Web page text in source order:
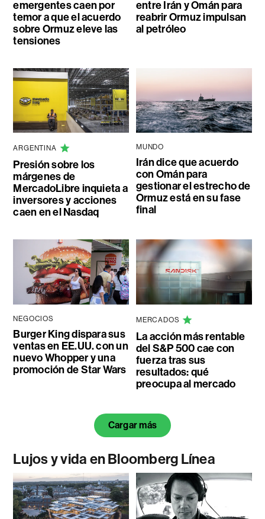
emergentes caen por
temor a que el acuerdo
sobre Ormuz eleve las
tensiones
entre Irán y Omán para
reabrir Ormuz impulsan
al petróleo
ARGENTINA
Presión sobre los
márgenes de
MercadoLibre inquieta a
inversores y acciones
caen en el Nasdaq
MUNDO
Irán dice que acuerdo
con Omán para
gestionar el estrecho de
Ormuz está en su fase
final
NEGOCIOS
Burger King dispara sus
ventas en EE.UU. con un
nuevo Whopper y una
promoción de Star Wars
MERCADOS
La acción más rentable
del S&P 500 cae con
fuerza tras sus
resultados: qué
preocupa al mercado
Cargar más
Lujos y vida en Bloomberg Línea